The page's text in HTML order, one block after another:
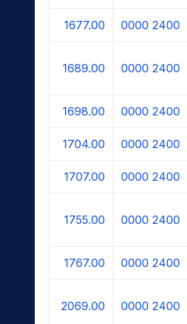
1677.00 0000 2400
1689.00 0000 2400
1698.00 0000 2400
1704.00 0000 2400
1707.00 0000 2400
1755.00 0000 2400
1767.00 0000 2400
2069.00 0000 2400